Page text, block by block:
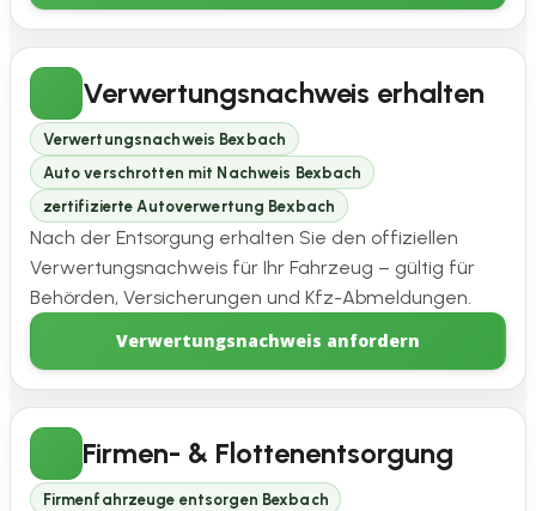
Verwertungsnachweis erhalten
Verwertungsnachweis Bexbach
Auto verschrotten mit Nachweis Bexbach
zertifizierte Autoverwertung Bexbach
Nach der Entsorgung erhalten Sie den offiziellen
Verwertungsnachweis für Ihr Fahrzeug – gültig für
Behörden, Versicherungen und Kfz-Abmeldungen.
Verwertungsnachweis anfordern
Firmen- & Flottenentsorgung
Firmenfahrzeuge entsorgen Bexbach